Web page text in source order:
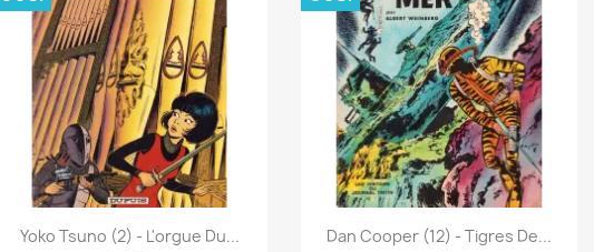
Pikakatselu
Yoko Tsuno (2) - L'orgue Du... Pikakatselu
Dan Cooper (12) - Tigres De...